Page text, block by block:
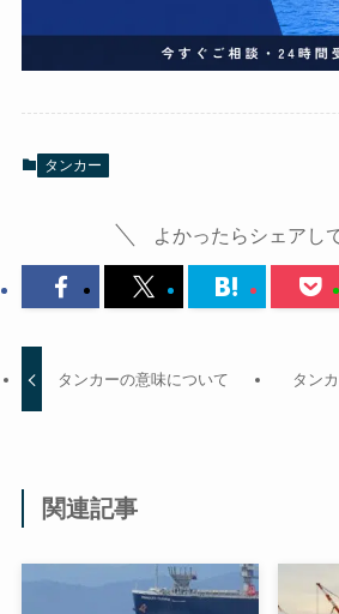
タンカー
よかったらシェアし
タンカーの意味について タン
関連記事